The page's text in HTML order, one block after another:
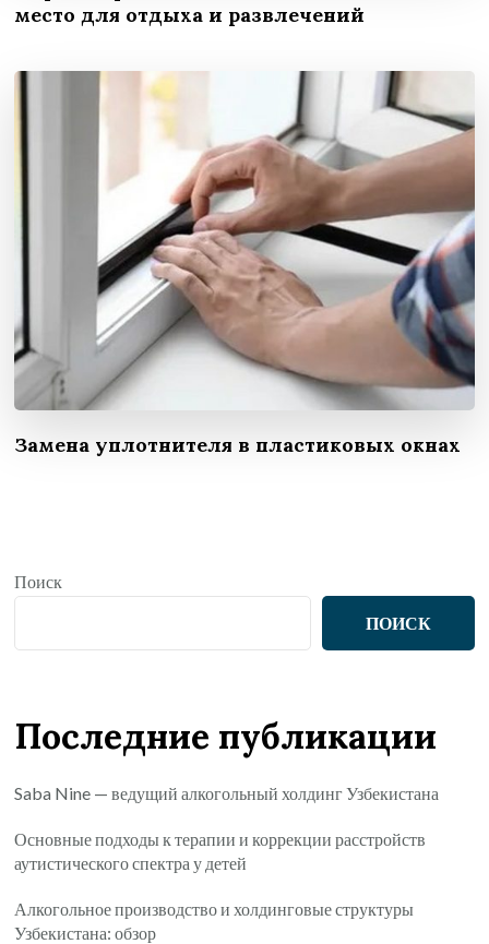
место для отдыха и развлечений
Замена уплотнителя в пластиковых окнах
Поиск
ПОИСК
Последние публикации
Saba Nine — ведущий алкогольный холдинг Узбекистана
Основные подходы к терапии и коррекции расстройств
аутистического спектра у детей
Алкогольное производство и холдинговые структуры
Узбекистана: обзор